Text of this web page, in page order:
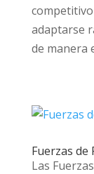
competitivo
adaptarse
de manera
Fuerzas de
Las